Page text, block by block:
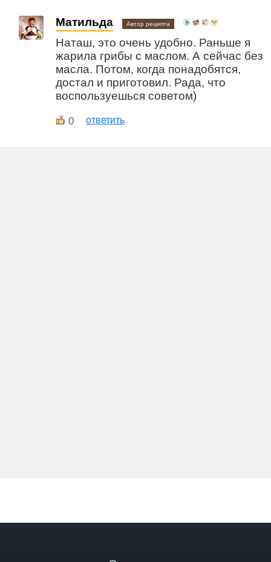
Матильда Автор рецепта
Наташ, это очень удобно. Раньше я
жарила грибы с маслом. А сейчас без
масла. Потом, когда понадобятся,
достал и приготовил. Рада, что
воспользуешься советом)
0 ответить